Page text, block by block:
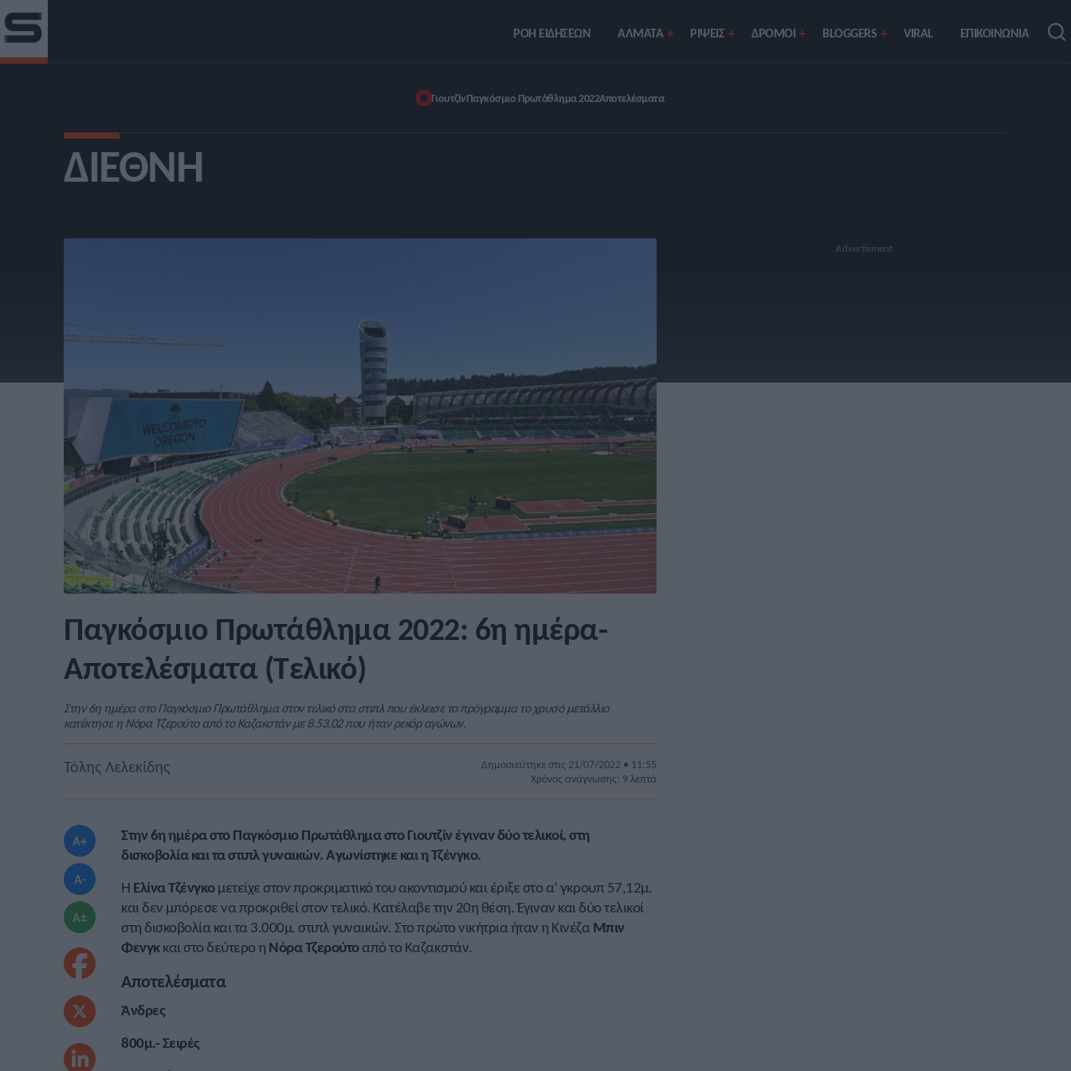
ΡΟΗ ΕΙΔΗΣΕΩΝ ΑΛΜΑΤΑ ΡIΨΕΙΣ ΔΡΟΜΟΙ BLOGGERS VIRAL ΕΠΙΚΟΙΝΩΝΙΑ
ΓιουτζίνΠαγκόσμιο Πρωτάθλημα 2022Αποτελέσματα
ΔΙΕΘΝΉ
Παγκόσμιο Πρωτάθλημα 2022: 6η ημέρα-
Αποτελέσματα (Τελικό)
Στην 6η ημέρα στο Παγκόσμιο Πρωτάθλημα στον τελικό στα στιπλ που έκλεισε το πρόγραμμα το χρυσό μετάλλιο
κατέκτησε η Νόρα Τζερούτο από το Καζακστάν με 8.53.02 που ήταν ρεκόρ αγώνων.
Τόλης Λελεκίδης
Δημοσιεύτηκε στις 21/07/2022 • 11:55
Χρόνος ανάγνωσης: 9 λεπτά
A+
A-
A±
Στην 6η ημέρα στο Παγκόσμιο Πρωτάθλημα στο Γιουτζίν έγιναν δύο τελικοί, στη
δισκοβολία και τα στιπλ γυναικών. Αγωνίστηκε και η Τζένγκο.
Η Ελίνα Τζένγκομετείχε στον προκριματικό του ακοντισμού και έριξε στο α’ γκρουπ 57,12μ.
και δεν μπόρεσε να προκριθεί στον τελικό. Κατέλαβε την 20η θέση. Έγιναν και δύο τελικοί
στη δισκοβολία και τα 3.000μ. στιπλ γυναικών. Στο πρώτο νικήτρια ήταν η ΚινέζαΜπιν
Φενγκκαι στο δεύτερο η Νόρα Τζερούτοαπό το Καζακστάν.
Αποτελέσματα
Άνδρες
800μ.- Σειρές